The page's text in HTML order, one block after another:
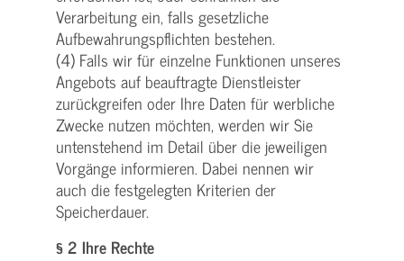
Verarbeitung ein, falls gesetzliche
Aufbewahrungspflichten bestehen.
(4) Falls wir für einzelne Funktionen unseres
Angebots auf beauftragte Dienstleister
zurückgreifen oder Ihre Daten für werbliche
Zwecke nutzen möchten, werden wir Sie
untenstehend im Detail über die jeweiligen
Vorgänge informieren. Dabei nennen wir
auch die festgelegten Kriterien der
Speicherdauer.
§ 2 Ihre Rechte